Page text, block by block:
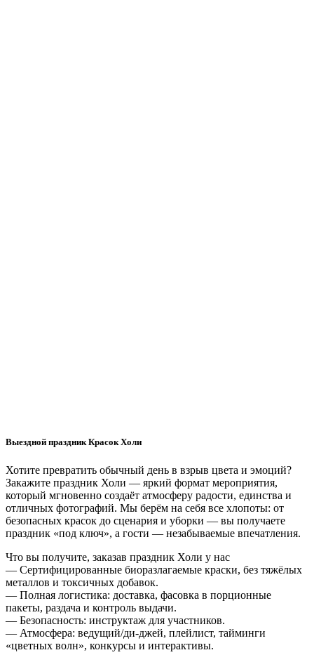
Выездной праздник Красок Холи
Хотите превратить обычный день в взрыв цвета и эмоций?
Закажите праздник Холи — яркий формат мероприятия,
который мгновенно создаёт атмосферу радости, единства и
отличных фотографий. Мы берём на себя все хлопоты: от
безопасных красок до сценария и уборки — вы получаете
праздник «под ключ», а гости — незабываемые впечатления.
Что вы получите, заказав праздник Холи у нас
— Сертифицированные биоразлагаемые краски, без тяжёлых
металлов и токсичных добавок.
— Полная логистика: доставка, фасовка в порционные
пакеты, раздача и контроль выдачи.
— Безопасность: инструктаж для участников.
— Атмосфера: ведущий/ди-джей, плейлист, тайминги
«цветных волн», конкурсы и интерактивы.